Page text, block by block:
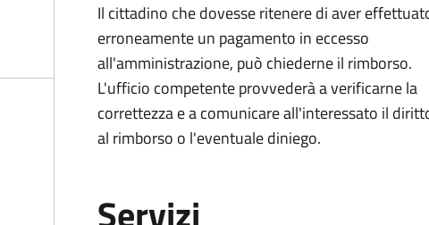
Il cittadino che dovesse ritenere di aver
erroneamente un pagamento in eccesso
all'amministrazione, può chiederne il rimborso.
L'ufficio competente provvederà a verificarne la
correttezza e a comunicare all'interessato il
al rimborso o l'eventuale diniego.